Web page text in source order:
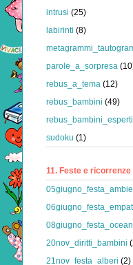
intrusi (25)
labirinti (8)
parole_a_sorpresa
rebus_a_tema (12)
rebus_bambini (49)
rebus_bambini_esperti
sudoku (1)
11. Feste e ricorrenze
20nov_diritti_bambini
21nov_festa_alberi (2)